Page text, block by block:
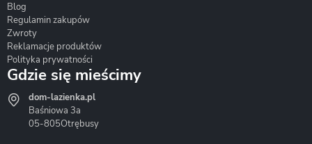
Hydrostop
Blog
Regulamin zakupów
Zwroty
Reklamacje produktów
Polityka prywatności
Gdzie się mieścimy
dom-lazienka.pl
Baśniowa 3a
05-805Otrębusy